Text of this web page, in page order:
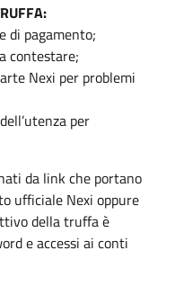
di pagamento;
contestare;
Nexi per problemi
per
da link che portano
ufficiale Nexi oppure
della truffa è
e accessi ai conti